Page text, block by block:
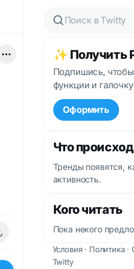
✨ Получить
Подпишись,
функции и
Оформить
Что
Тренды появятся,
активность.
Кого читать
Пока некого
Условия· Политика·
Twitty